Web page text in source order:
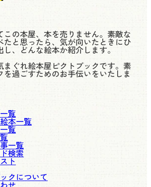
この本屋、本を売りません。素敵な
たと思ったら、気が向いたときにひ
し、どんな絵本か紹介します。
まぐれ絵本屋ピクトブックです。素
を過ごすためのお手伝いをいたしま
覧
本一覧
覧
一覧
検索
ト
クについて
せ